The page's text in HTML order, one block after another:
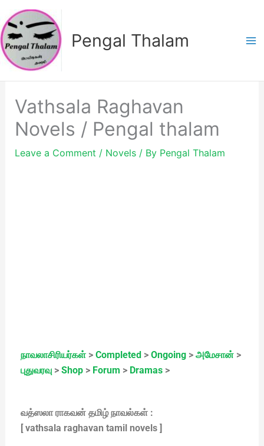
Skip
to
content
Pengal Thalam
Vathsala Raghavan
Novels / Pengal thalam
Leave a Comment / Novels/ By Pengal Thalam
நாவலாசிரியர்கள் > Completed > Ongoing> அமேசான்>
புதுவரவு > Shop> Forum > Dramas>
வத்ஸலா ராகவன் தமிழ் நாவல்கள் :
[ vathsala raghavan tamil novels ]